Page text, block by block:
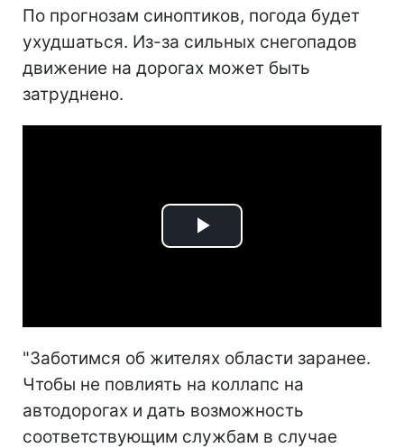
По прогнозам синоптиков, погода будет
ухудшаться. Из-за сильных снегопадов
движение на дорогах может быть
затруднено.
Play
"Заботимся об жителях области заранее.
Чтобы не повлиять на коллапс на
автодорогах и дать возможность
соответствующим службам в случае